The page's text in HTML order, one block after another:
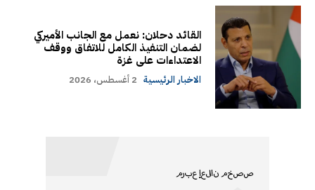
القائد دحلان: نعمل مع الجانب الأميركي
لضمان التنفيذ الكامل للاتفاق ووقف
الاعتداءات على غزة
الاخبار الرئيسية 2 أغسطس، 2026